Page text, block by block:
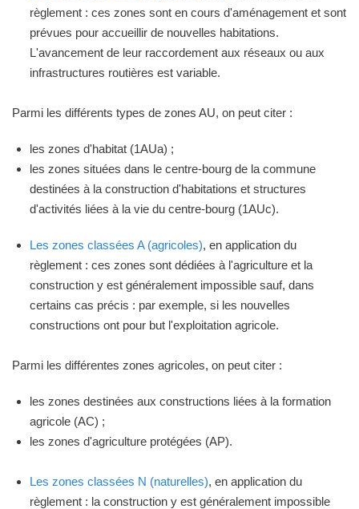
règlement : ces zones sont en cours d'aménagement et sont
prévues pour accueillir de nouvelles habitations.
L'avancement de leur raccordement aux réseaux ou aux
infrastructures routières est variable.
Parmi les différents types de zones AU, on peut citer :
les zones d'habitat (1AUa) ;
les zones situées dans le centre-bourg de la commune
destinées à la construction d'habitations et structures
d'activités liées à la vie du centre-bourg (1AUc).
Les zones classées A (agricoles), en application du
règlement : ces zones sont dédiées à l'agriculture et la
construction y est généralement impossible sauf, dans
certains cas précis : par exemple, si les nouvelles
constructions ont pour but l'exploitation agricole.
Parmi les différentes zones agricoles, on peut citer :
les zones destinées aux constructions liées à la formation
agricole (AC) ;
les zones d'agriculture protégées (AP).
Les zones classées N (naturelles), en application du
règlement : la construction y est généralement impossible